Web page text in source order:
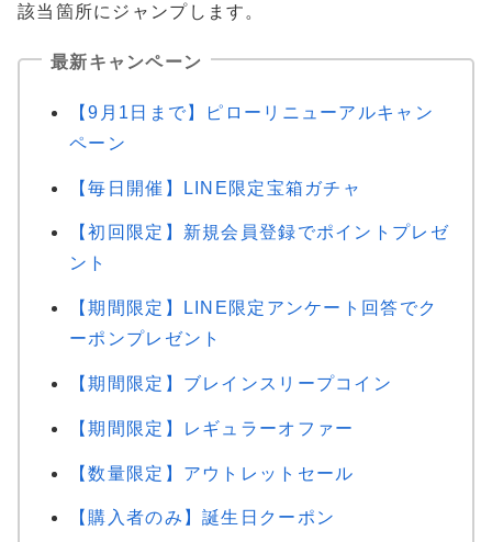
該当箇所にジャンプします。
最新キャンペーン
【9月1日まで】ピローリニューアルキャン
ペーン
【毎日開催】LINE限定宝箱ガチャ
【初回限定】新規会員登録でポイントプレゼ
ント
【期間限定】LINE限定アンケート回答でク
ーポンプレゼント
【期間限定】ブレインスリープコイン
【期間限定】レギュラーオファー
【数量限定】アウトレットセール
【購入者のみ】誕生日クーポン